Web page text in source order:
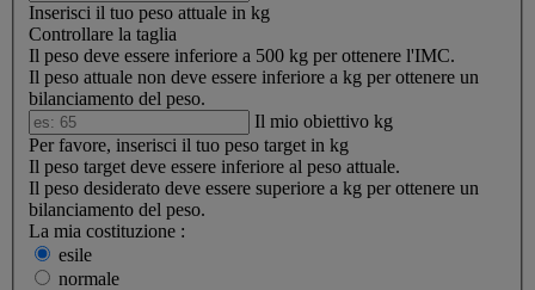
Inserisci il tuo peso attuale in kg
Controllare la taglia
Il peso deve essere inferiore a 500 kg per ottenere l'IMC.
Il peso attuale non deve essere inferiore a kg per ottenere un
bilanciamento del peso.
Il mio obiettivo kg
Per favore, inserisci il tuo peso target in kg
Il peso target deve essere inferiore al peso attuale.
Il peso desiderato deve essere superiore a kg per ottenere un
bilanciamento del peso.
La mia costituzione :
esile
normale